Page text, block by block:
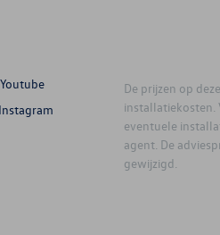
Youtube
Instagram
De prijzen op
installatiekosten.
eventuele
agent. De
gewijzigd.